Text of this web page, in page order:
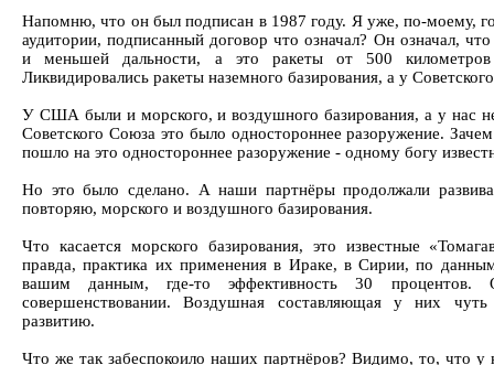
Напомню, что он был подписан в 1987 году. Я уже, по-моему,
аудитории, подписанный договор что означал? Он означал,
и меньшей дальности, а это ракеты от 500
Ликвидировались ракеты наземного базирования, а у
У США были и морского, и воздушного базирования, а у нас
Советского Союза это было одностороннее разоружение.
пошло на это одностороннее разоружение - одному богу
Но это было сделано. А наши партнёры продолжали
повторяю, морского и воздушного базирования.
Что касается морского базирования, это известные
правда, практика их применения в Ираке, в Сирии, по
вашим данным, где-то эффективность 30
совершенствовании. Воздушная составляющая у них
развитию.
Что же так забеспокоило наших партнёров? Видимо, то, что у